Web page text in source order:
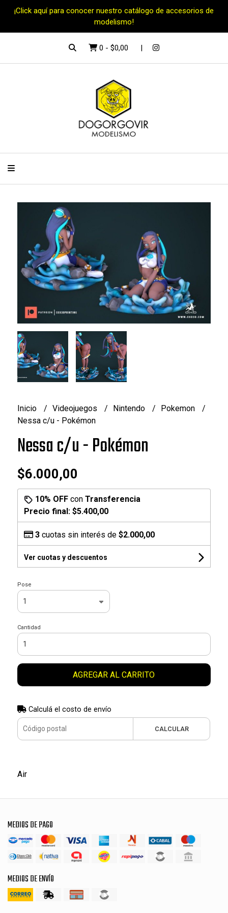
¡Click aquí para conocer nuestro catálogo de accesorios de
modelismo!
0 - $0,00
Inicio Videojuegos Nintendo
Pokemon
Nessa c/u - Pokémon
Nessa c/u - Pokémon
$6.000,00
10% OFFcon Transferencia
Precio final: $5.400,00
3cuotas sin interés de $2.000,00
Ver cuotas y descuentos
Pose
Cantidad
AGREGAR AL CARRITO
Calculá el costo de envío
CALCULAR
Air
MEDIOS DE PAGO
MEDIOS DE ENVÍO